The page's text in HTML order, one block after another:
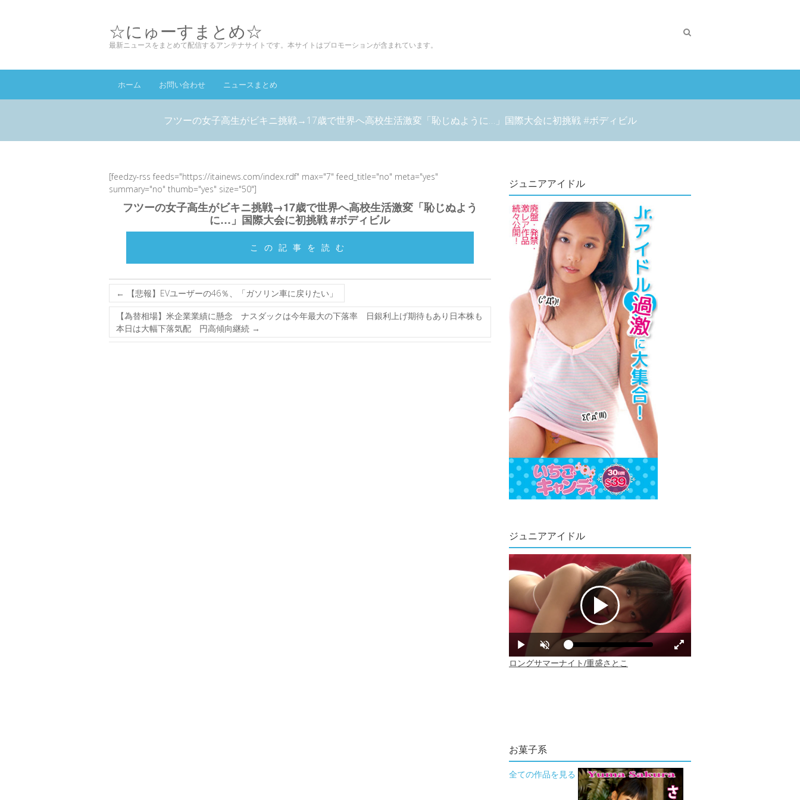
☆にゅーすまとめ☆
最新ニュースをまとめて配信するアンテナサイトです。本サイトはプロモーションが含まれています。
ホーム お問い合わせ ニュースまとめ
フツーの女子高生がビキニ挑戦→17歳で世界へ高校生活激変「恥じぬように…」国際大会に初挑戦 #ボディビル
[feedzy-rss feeds="https://itainews.com/index.rdf" max="7" feed_title="no" meta="yes"
summary="no" thumb="yes" size="50"]
フツーの女子高生がビキニ挑戦→17歳で世界へ高校生活激変「恥じぬよう
に…」国際大会に初挑戦 #ボディビル
この記事を読む
←
【悲報】EVユーザーの46％、「ガソリン車に戻りたい」
【為替相場】米企業業績に懸念 ナスダックは今年最大の下落率 日銀利上げ期待もあり日本株も
本日は大幅下落気配 円高傾向継続 →
ジュニアアイドル
ジュニアアイドル
お菓子系
全ての作品を見る